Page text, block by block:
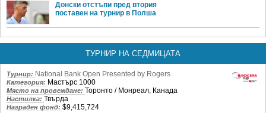
Донски отстъпи пред втория
поставен на турнир в Полша
ТУРНИР НА СЕДМИЦАТА
Турнир: National Bank Open Presented by Rogers
Категория: Мастърс 1000
Място на провеждане: Торонто / Монреал, Канада
Настилка: Твърда
Награден фонд: $9,415,724